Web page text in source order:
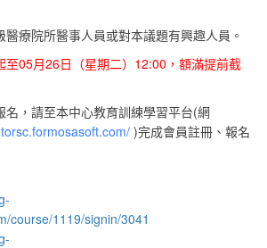
療院所醫事人員或對本議題有興趣人員。
至05月26日（星期二）12:00，額滿提前截
名，請至本中心教育訓練學習平台(網
)完成會員註冊、報名
course/1119/signin/3041